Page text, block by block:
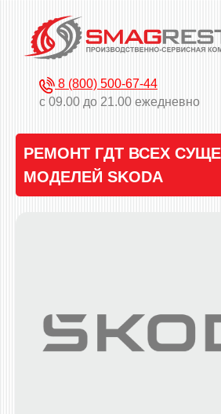
8 (800) 500-67-44
с 09.00 до 21.00 ежедневно
РЕМОНТ ГДТ ВСЕХ
МОДЕЛЕЙ SKODA